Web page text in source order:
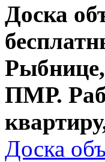
Доска
ПМР.
Доска